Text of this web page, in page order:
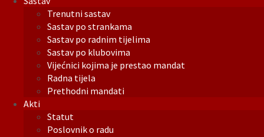
Trenutni sastav
Sastav po strankama
Sastav po radnim tijelima
Sastav po klubovima
Vijećnici kojima je prestao mandat
Radna tijela
Prethodni mandati
Akti
Statut
Poslovnik o radu